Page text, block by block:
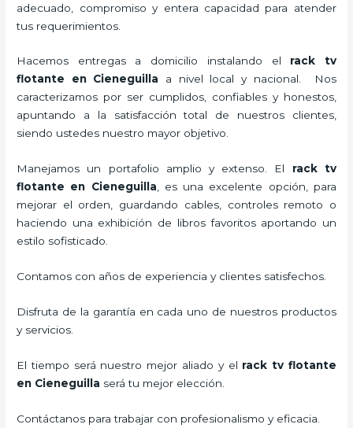
adecuado, compromiso y entera capacidad para atender
tus requerimientos.
Hacemos entregas a domicilio instalando el rack tv
flotante en Cieneguilla a nivel local y nacional.
Nos
caracterizamos por ser cumplidos, confiables y honestos,
apuntando a la satisfacción total de nuestros clientes,
siendo ustedes nuestro mayor objetivo.
Manejamos un portafolio amplio y extenso. El rack tv
flotante en Cieneguilla, es una excelente opción, para
mejorar el orden, guardando cables, controles remoto o
haciendo una exhibición de libros favoritos aportando un
estilo sofisticado.
Contamos con años de experiencia y clientes satisfechos.
Disfruta de la garantía en cada uno de nuestros productos
y servicios.
El tiempo será nuestro mejor aliado y el rack tv flotante
en Cieneguilla será tu mejor elección.
Contáctanos para trabajar con profesionalismo y eficacia.